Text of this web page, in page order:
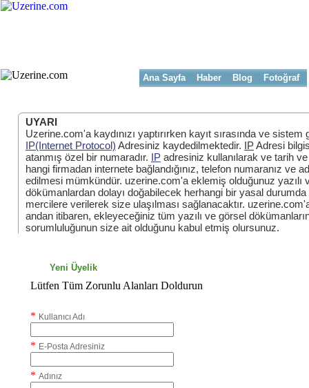
Ana Sayfa Haber Blog Fotoğraf
UYARI
Uzerine.com'a kaydınızı yaptırırken kayıt sırasında ve sistem
IP(Internet Protocol) Adresiniz kaydedilmektedir. IPAdresi
atanmış özel bir numaradır. IP adresiniz kullanılarak ve tarih
hangi firmadan internete bağlandığınız, telefon numaranız ve
edilmesi mümkündür. uzerine.com'a eklemiş olduğunuz yazılı
dökümanlardan dolayı doğabilecek herhangi bir yasal durumda
mercilere verilerek size ulaşılması sağlanacaktır.
andan itibaren, ekleyeceğiniz tüm yazılı ve görsel
sorumluluğunun size ait olduğunu kabul etmiş olursunuz.
Yeni Üyelik
Lütfen Tüm Zorunlu Alanları Doldurun
* Kullanıcı Adı
* E-Posta Adresiniz
* Adınız